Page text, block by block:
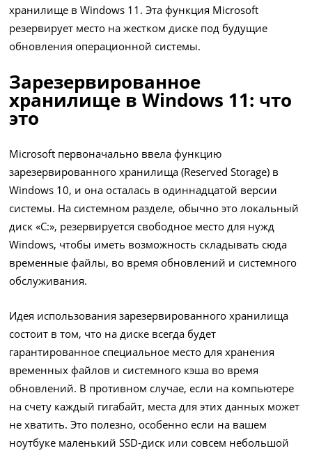
хранилище в Windows 11. Эта функция Microsoft
резервирует место на жестком диске под будущие
обновления операционной системы.
Зарезервированное
хранилище в Windows 11: что
это
Microsoft первоначально ввела функцию
зарезервированного хранилища (Reserved Storage) в
Windows 10, и она осталась в одиннадцатой версии
системы. На системном разделе, обычно это локальный
диск «С:», резервируется свободное место для нужд
Windows, чтобы иметь возможность складывать сюда
временные файлы, во время обновлений и системного
обслуживания.
Идея использования зарезервированного хранилища
состоит в том, что на диске всегда будет
гарантированное специальное место для хранения
временных файлов и системного кэша во время
обновлений. В противном случае, если на компьютере
на счету каждый гигабайт, места для этих данных может
не хватить. Это полезно, особенно если на вашем
ноутбуке маленький SSD-диск или совсем небольшой